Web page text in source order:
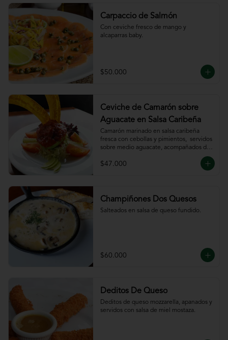
Carpaccio de Salmón
Con ceviche fresco de mango y
alcaparras baby.
$50.000
Ceviche de Camarón sobre
Aguacate en Salsa Caribeña
Camarón marinado en salsa caribeña
fresca con cebollas y pimientos,  servidos
sobre medio aguacate, acompañados de
$47.000
Champiñones Dos Quesos
Salteados en salsa de queso fundido.
$60.000
Deditos De Queso
Deditos de queso mozzarella, apanados y
servidos con salsa de miel mostaza.